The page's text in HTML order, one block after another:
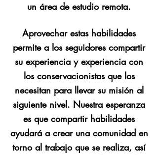
un área de estudio remota.
Aprovechar estas habilidades
permite a los seguidores compartir
su experiencia y experiencia con
los conservacionistas que los
necesitan para llevar su misión al
siguiente nivel. Nuestra esperanza
es que compartir habilidades
ayudará a crear una comunidad en
torno al trabajo que se realiza, así